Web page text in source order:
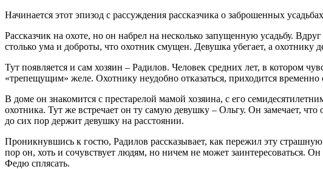
Начинается этот эпизод с рассуждения рассказчика о заброшенных
Рассказчик на охоте, но он набрел на несколько запущенную усадьбу.
столько ума и доброты, что охотник смущен. Девушка убегает, а охотнику
Тут появляется и сам хозяин – Радилов. Человек средних лет, в котором
«трепещущим» желе. Охотнику неудобно отказаться, приходится временно
В доме он знакомится с престарелой мамой хозяина, с его
охотника. Тут же встречает он ту самую девушку – Ольгу. Он замечает,
до сих пор держит девушку на расстоянии.
Проникнувшись к гостю, Радилов рассказывает, как пережил эту
пор он, хоть и сочувствует людям, но ничем не может заинтересоваться.
Федю сплясать.